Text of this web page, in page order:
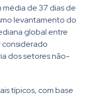
de 37 dias de
levantamento do
global entre
considerado
dos setores não-
típicos, com base